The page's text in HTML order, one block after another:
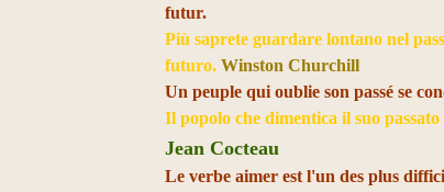
futur.
Più saprete guardare lontano nel
futuro.Winston Churchill
Un peuple qui oublie son passé se
Il popolo che dimentica il suo
Jean Cocteau
Le verbe aimer est l'un des plus